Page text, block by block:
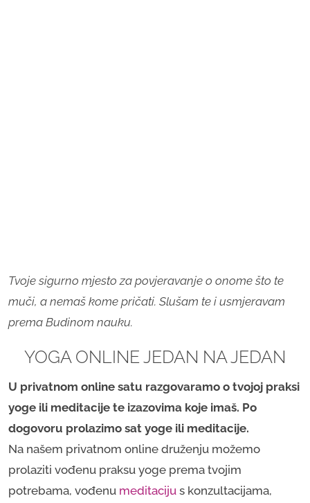
Tvoje sigurno mjesto za povjeravanje o onome što te
muči, a nemaš kome pričati. Slušam te i usmjeravam
prema Budinom nauku.
YOGA ONLINE JEDAN NA JEDAN
U privatnom online satu razgovaramo o tvojoj praksi
yoge ili meditacije te izazovima koje imaš. Po
dogovoru prolazimo sat yoge ili meditacije.
Na našem privatnom online druženju možemo
prolaziti vođenu praksu yoge prema tvojim
potrebama, vođenu meditaciju s konzultacijama,